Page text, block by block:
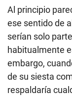
Al principio
ese sentido de
serían solo
habitualmente
embargo,
de su siesta
respaldaría